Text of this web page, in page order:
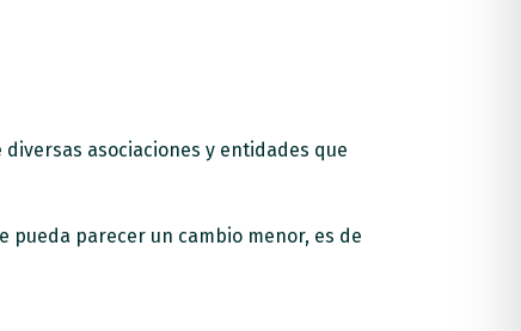
asociaciones y entidades que
pueda parecer un cambio menor, es de